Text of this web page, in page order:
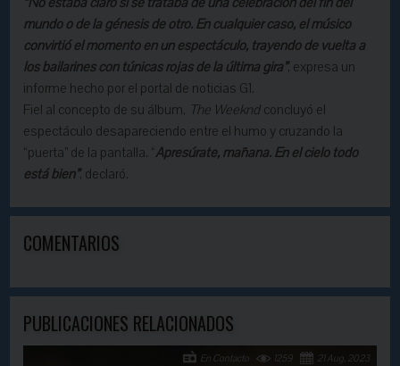
mundo o de la génesis de otro. En cualquier caso, el músico
convirtió el momento en un espectáculo, trayendo de vuelta a
los bailarines con túnicas rojas de la última gira”, expresa un
informe hecho por el portal de noticias G1.
Fiel al concepto de su álbum, The Weekndconcluyó el
espectáculo desapareciendo entre el humo y cruzando la
“puerta” de la pantalla. “Apresúrate, mañana. En el cielo todo
está bien”, declaró.
COMENTARIOS
PUBLICACIONES RELACIONADOS
21 Aug, 2023
1259
En Contacto